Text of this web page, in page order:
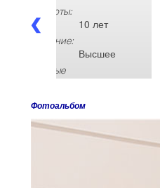
Фотоальбом